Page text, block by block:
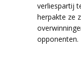
verliespartij
herpakte ze
opponenten.